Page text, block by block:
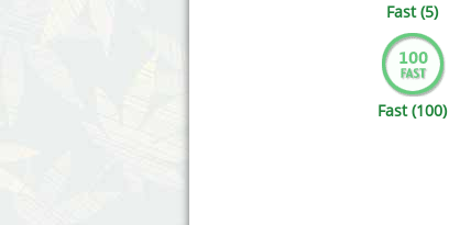
Fast (5)
Fast (100)